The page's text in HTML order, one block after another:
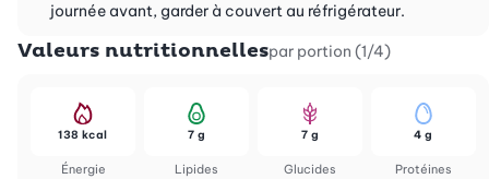
journée avant, garder à couvert au réfrigérateur.
Valeurs nutritionnellespar portion (1/4)
Énergie
138 kcal
Lipides
7 g
Glucides
7 g
Protéines
4 g